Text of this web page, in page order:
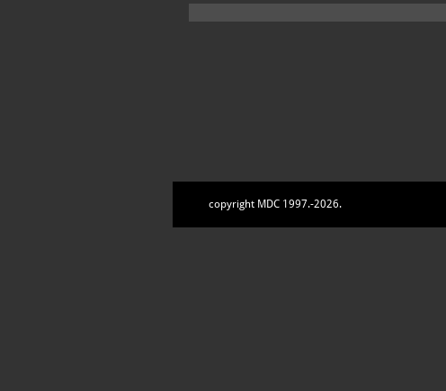
copyright MDC 1997.-2026.